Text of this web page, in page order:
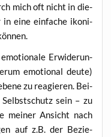
mich oft nicht in die­
in eine ein­fa­che iko­ni­
Erwi­de­run­
emo­tio­nal deu­te)
zu reagie­ren. Bei­
sein – zu
mei­ner Ansicht nach
auf z.B. der Bezie­